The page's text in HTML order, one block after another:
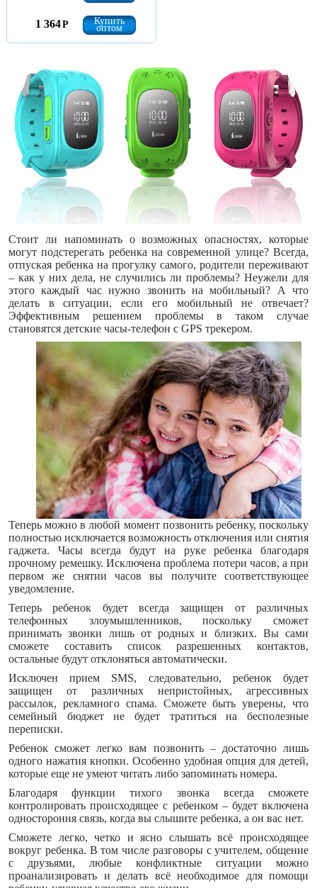
1 364Р Купить
оптом
Стоит ли напоминать о возможных опасностях, которые
могут подстерегать ребенка на современной улице? Всегда,
отпуская ребенка на прогулку самого, родители переживают
– как у них дела, не случились ли проблемы? Неужели для
этого каждый час нужно звонить на мобильный? А что
делать в ситуации, если его мобильный не отвечает?
Эффективным решением проблемы в таком случае
становятся детские часы-телефон с GPS трекером.
Теперь можно в любой момент позвонить ребенку, поскольку
полностью исключается возможность отключения или снятия
гаджета. Часы всегда будут на руке ребенка благодаря
прочному ремешку. Исключена проблема потери часов, а при
первом же снятии часов вы получите соответствующее
уведомление.
Теперь ребенок будет всегда защищен от различных
телефонных злоумышленников, поскольку сможет
принимать звонки лишь от родных и близких. Вы сами
сможете составить список разрешенных контактов,
остальные будут отклоняться автоматически.
Исключен прием SMS, следовательно, ребенок будет
защищен от различных непристойных, агрессивных
рассылок, рекламного спама. Сможете быть уверены, что
семейный бюджет не будет тратиться на бесполезные
переписки.
Ребенок сможет легко вам позвонить – достаточно лишь
одного нажатия кнопки. Особенно удобная опция для детей,
которые еще не умеют читать либо запоминать номера.
Благодаря функции тихого звонка всегда сможете
контролировать происходящее с ребенком – будет включена
одностороння связь, когда вы слышите ребенка, а он вас нет.
Сможете легко, четко и ясно слышать всё происходящее
вокруг ребенка. В том числе разговоры с учителем, общение
с друзьями, любые конфликтные ситуации можно
проанализировать и делать всё необходимое для помощи